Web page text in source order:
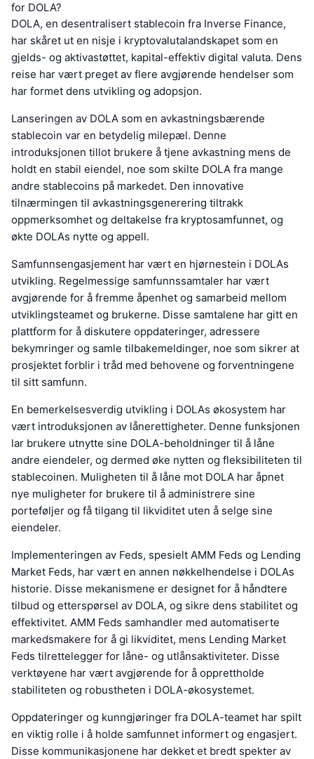
for DOLA?
DOLA, en desentralisert stablecoin fra Inverse Finance,
har skåret ut en nisje i kryptovalutalandskapet som en
gjelds- og aktivastøttet, kapital-effektiv digital valuta. Dens
reise har vært preget av flere avgjørende hendelser som
har formet dens utvikling og adopsjon.
Lanseringen av DOLA som en avkastningsbærende
stablecoin var en betydelig milepæl. Denne
introduksjonen tillot brukere å tjene avkastning mens de
holdt en stabil eiendel, noe som skilte DOLA fra mange
andre stablecoins på markedet. Den innovative
tilnærmingen til avkastningsgenerering tiltrakk
oppmerksomhet og deltakelse fra kryptosamfunnet, og
økte DOLAs nytte og appell.
Samfunnsengasjement har vært en hjørnestein i DOLAs
utvikling. Regelmessige samfunnssamtaler har vært
avgjørende for å fremme åpenhet og samarbeid mellom
utviklingsteamet og brukerne. Disse samtalene har gitt en
plattform for å diskutere oppdateringer, adressere
bekymringer og samle tilbakemeldinger, noe som sikrer at
prosjektet forblir i tråd med behovene og forventningene
til sitt samfunn.
En bemerkelsesverdig utvikling i DOLAs økosystem har
vært introduksjonen av lånerettigheter. Denne funksjonen
lar brukere utnytte sine DOLA-beholdninger til å låne
andre eiendeler, og dermed øke nytten og fleksibiliteten til
stablecoinen. Muligheten til å låne mot DOLA har åpnet
nye muligheter for brukere til å administrere sine
porteføljer og få tilgang til likviditet uten å selge sine
eiendeler.
Implementeringen av Feds, spesielt AMM Feds og Lending
Market Feds, har vært en annen nøkkelhendelse i DOLAs
historie. Disse mekanismene er designet for å håndtere
tilbud og etterspørsel av DOLA, og sikre dens stabilitet og
effektivitet. AMM Feds samhandler med automatiserte
markedsmakere for å gi likviditet, mens Lending Market
Feds tilrettelegger for låne- og utlånsaktiviteter. Disse
verktøyene har vært avgjørende for å opprettholde
stabiliteten og robustheten i DOLA-økosystemet.
Oppdateringer og kunngjøringer fra DOLA-teamet har spilt
en viktig rolle i å holde samfunnet informert og engasjert.
Disse kommunikasjonene har dekket et bredt spekter av